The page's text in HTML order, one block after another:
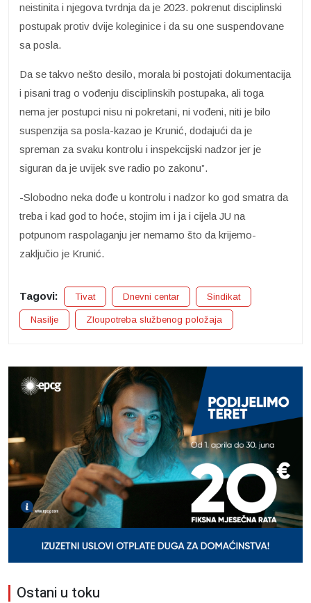
neistinita i njegova tvrdnja da je 2023. pokrenut disciplinski
postupak protiv dvije koleginice i da su one suspendovane
sa posla.
Da se takvo nešto desilo, morala bi postojati dokumentacija
i pisani trag o vođenju disciplinskih postupaka, ali toga
nema jer postupci nisu ni pokretani, ni vođeni, niti je bilo
suspenzija sa posla-kazao je Krunić, dodajući da je
spreman za svaku kontrolu i inspekcijski nadzor jer je
siguran da je uvijek sve radio po zakonu”.
-Slobodno neka dođe u kontrolu i nadzor ko god smatra da
treba i kad god to hoće, stojim im i ja i cijela JU na
potpunom raspolaganju jer nemamo što da krijemo-
zaključio je Krunić.
Tagovi: Tivat Dnevni centar Sindikat
Nasilje Zloupotreba službenog položaja
Ostani u toku